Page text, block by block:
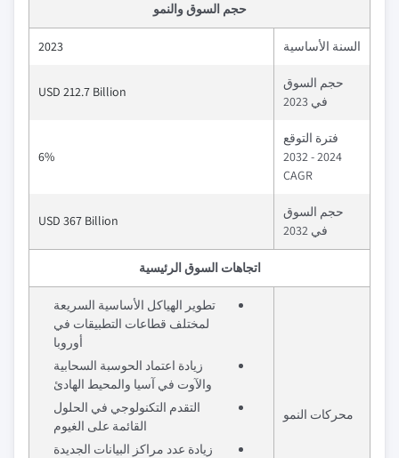
حجم السوق والنمو
السنة الأساسية 2023
حجم السوق
في 2023
USD 212.7 Billion
فترة التوقع
2024 - 2032
CAGR
6%
حجم السوق
في 2032
USD 367 Billion
اتجاهات السوق الرئيسية
محركات النمو
تطوير الهياكل الأساسية السريعة
لمختلف قطاعات التطبيقات في
أوروبا
زيادة اعتماد الحوسبة السحابية
والآوت في آسيا والمحيط الهادئ
التقدم التكنولوجي في الحلول
القائمة على الغيوم
زيادة عدد مراكز البيانات الجديدة